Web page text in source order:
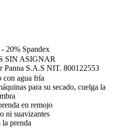
20% Spandex
SIN ASIGNAR
Panna S.A.S NIT. 800122553
con agua fría
para su secado, cuelga la
en remojo
ni suavizantes
la prenda